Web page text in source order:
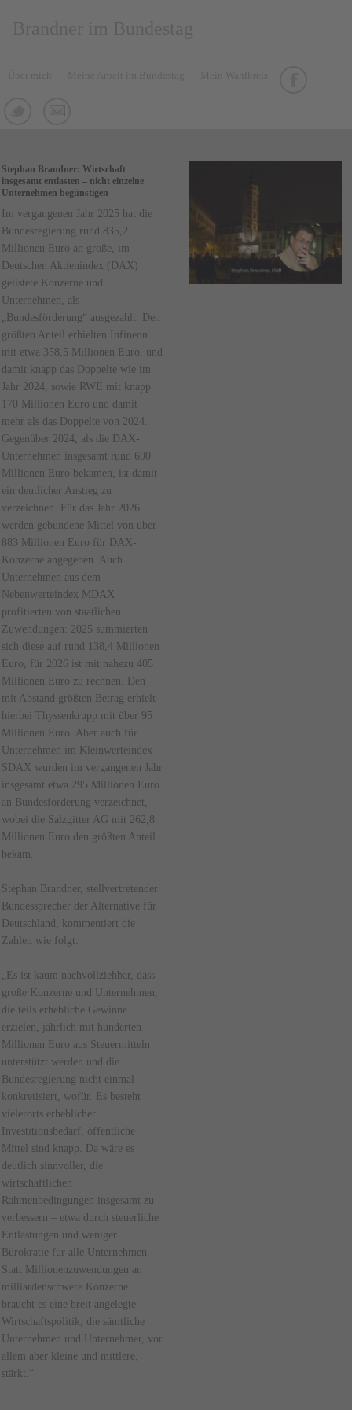
Stephan Brandner: Wirtschaft
insgesamt entlasten – nicht einzelne
Unternehmen begünstigen
Im vergangenen Jahr 2025 hat die
Bundesregierung rund 835,2
Millionen Euro an große, im
Deutschen Aktienindex (DAX)
gelistete Konzerne und
Unternehmen, als
„Bundesförderung“ ausgezahlt. Den
größten Anteil erhielten Infineon
mit etwa 358,5 Millionen Euro, und
damit knapp das Doppelte wie im
Jahr 2024, sowie RWE mit knapp
170 Millionen Euro und damit
mehr als das Doppelte von 2024.
Gegenüber 2024, als die DAX-
Unternehmen insgesamt rund 690
Millionen Euro bekamen, ist damit
ein deutlicher Anstieg zu
verzeichnen. Für das Jahr 2026
werden gebundene Mittel von über
883 Millionen Euro für DAX-
Konzerne angegeben. Auch
Unternehmen aus dem
Nebenwerteindex MDAX
profitierten von staatlichen
Zuwendungen: 2025 summierten
sich diese auf rund 138,4 Millionen
Euro, für 2026 ist mit nahezu 405
Millionen Euro zu rechnen. Den
mit Abstand größten Betrag erhielt
hierbei Thyssenkrupp mit über 95
Millionen Euro. Aber auch für
Unternehmen im Kleinwerteindex
SDAX wurden im vergangenen Jahr
insgesamt etwa 295 Millionen Euro
an Bundesförderung verzeichnet,
wobei die Salzgitter AG mit 262,8
Millionen Euro den größten Anteil
bekam.
Stephan Brandner, stellvertretender
Bundessprecher der Alternative für
Deutschland, kommentiert die
Zahlen wie folgt:
„Es ist kaum nachvollziehbar, dass
große Konzerne und Unternehmen,
die teils erhebliche Gewinne
erzielen, jährlich mit hunderten
Millionen Euro aus Steuermitteln
unterstützt werden und die
Bundesregierung nicht einmal
konkretisiert, wofür. Es besteht
vielerorts erheblicher
Investitionsbedarf, öffentliche
Mittel sind knapp. Da wäre es
deutlich sinnvoller, die
wirtschaftlichen
Rahmenbedingungen insgesamt zu
verbessern – etwa durch steuerliche
Entlastungen und weniger
Bürokratie für alle Unternehmen.
Statt Millionenzuwendungen an
milliardenschwere Konzerne
braucht es eine breit angelegte
Wirtschaftspolitik, die sämtliche
Unternehmen und Unternehmer, vor
allem aber kleine und mittlere,
stärkt.“